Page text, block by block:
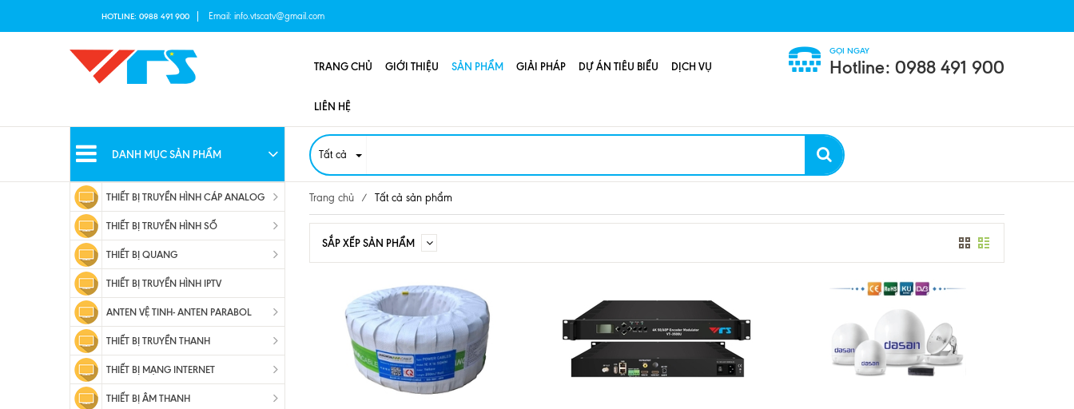
HOTLINE: 0988 491 900 Email: info.vtscatv@gmail.com
TRANG CHỦ GIỚI THIỆU SẢN PHẨM GIẢI PHÁP DỰ ÁN TIÊU BIỂU DỊCH VỤ
LIÊN HỆ
GỌI NGAY
Hotline: 0988 491 900
DANH MỤC SẢN PHẨM Tất cả
Trang chủ / Tất cả sản phẩm
SẮP XẾP SẢN PHẨM
THIẾT BỊ TRUYỀN HÌNH CÁP ANALOG
THIẾT BỊ TRUYỀN HÌNH SỐ
THIẾT BỊ QUANG
THIẾT BỊ TRUYỀN HÌNH IPTV
ANTEN VỆ TINH- ANTEN PARABOL
THIẾT BỊ TRUYỀN THANH
THIẾT BỊ MẠNG INTERNET
THIẾT BỊ ÂM THANH